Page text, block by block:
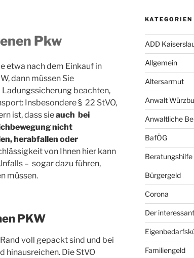
Pkw
etwa nach dem Einkauf in
dann müssen Sie
beachten,
Insbesondere § 22 StVO,
ist, dass sieauch bei
nicht
herabfallen oder
von Ihnen hier kann
– sogar dazu führen,
müssen.
PKW
voll gepackt sind und bei
hinausreichen. Die StVO
KATEGORIEN
ADD
Allgemein
Altersarmut
Anwalt
Anwaltliche
BafÖG
Beratungshilfe
Bürgergeld
Corona
Der
Familiengeld